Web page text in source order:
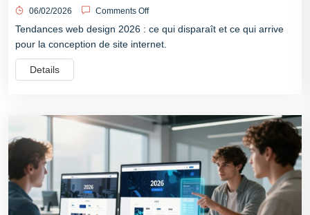
06/02/2026 Comments Off
Tendances web design 2026 : ce qui disparaît et ce qui arrive
pour la conception de site internet.
Details